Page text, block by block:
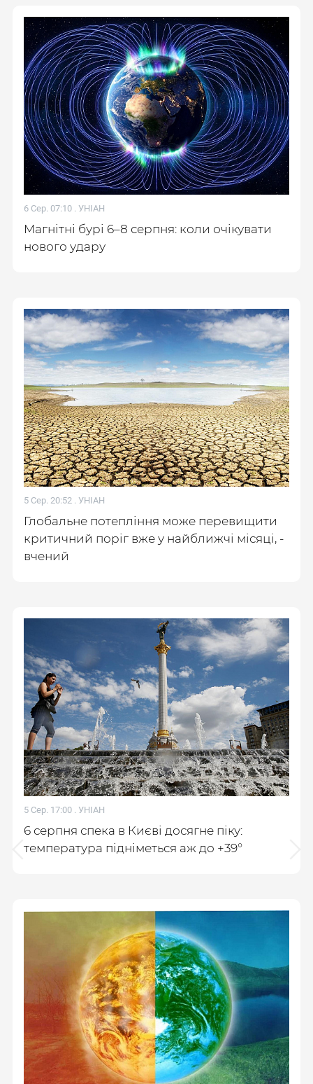
6 Сер. 07:10 . УНІАН
Магнітні бурі 6–8 серпня: коли очікувати
нового удару
5 Сер. 20:52 . УНІАН
Глобальне потепління може перевищити
критичний поріг вже у найближчі місяці, -
вчений
5 Сер. 17:00 . УНІАН
6 серпня спека в Києві досягне піку:
температура підніметься аж до +39°